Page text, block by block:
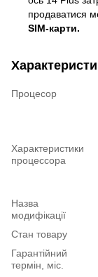
продаватися
SIM-карти.
Процесор
Характеристики
процессора
Назва
модифікації
Стан товару
Гарантійний
термін, міс.